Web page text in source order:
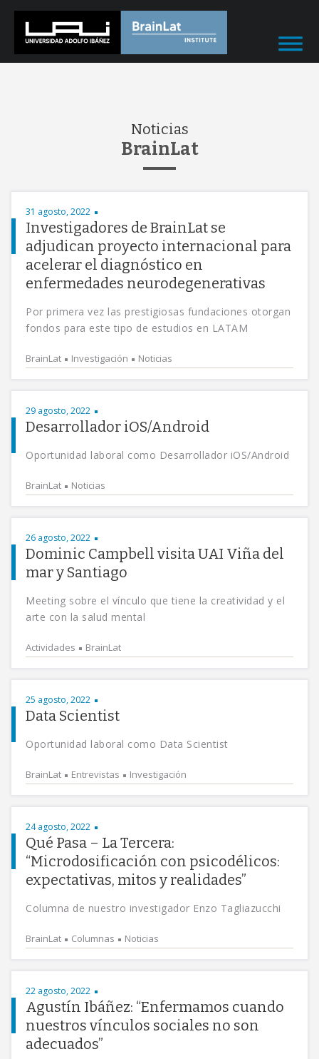
Noticias
BrainLat
31 agosto, 2022
Investigadores de BrainLat se
adjudican proyecto internacional para
acelerar el diagnóstico en
enfermedades neurodegenerativas
Por primera vez las prestigiosas fundaciones otorgan
fondos para este tipo de estudios en LATAM
BrainLat Investigación Noticias
29 agosto, 2022
Desarrollador iOS/Android
Oportunidad laboral como Desarrollador iOS/Android
BrainLat Noticias
26 agosto, 2022
Dominic Campbell visita UAI Viña del
mar y Santiago
Meeting sobre el vínculo que tiene la creatividad y el
arte con la salud mental
Actividades BrainLat
25 agosto, 2022
Data Scientist
Oportunidad laboral como Data Scientist
BrainLat Entrevistas Investigación
24 agosto, 2022
Qué Pasa – La Tercera:
“Microdosificación con psicodélicos:
expectativas, mitos y realidades”
Columna de nuestro investigador Enzo Tagliazucchi
BrainLat Columnas Noticias
22 agosto, 2022
Agustín Ibáñez: “Enfermamos cuando
nuestros vínculos sociales no son
adecuados”